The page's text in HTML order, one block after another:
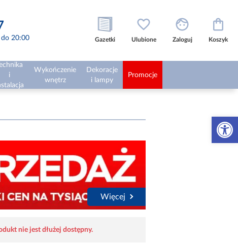
Otwórz
do 20:00 Gazetki Ulubione Zaloguj Koszyk
i
Wykończenie
wnętrz
Dekoracje
i lampy
Promocje
Więcej
nie jest dłużej dostępny.